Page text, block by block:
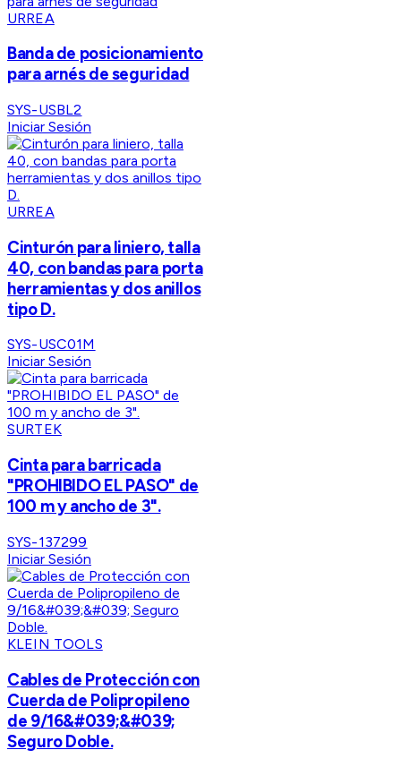
URREA
Banda de posicionamiento
para arnés de seguridad
SYS-USBL2
Iniciar Sesión
URREA
Cinturón para liniero, talla
40, con bandas para porta
herramientas y dos anillos
tipo D.
SYS-USC01M
Iniciar Sesión
SURTEK
Cinta para barricada
"PROHIBIDO EL PASO" de
100 m y ancho de 3".
SYS-137299
Iniciar Sesión
KLEIN TOOLS
Cables de Protección con
Cuerda de Polipropileno
de 9/16&#039;&#039;
Seguro Doble.